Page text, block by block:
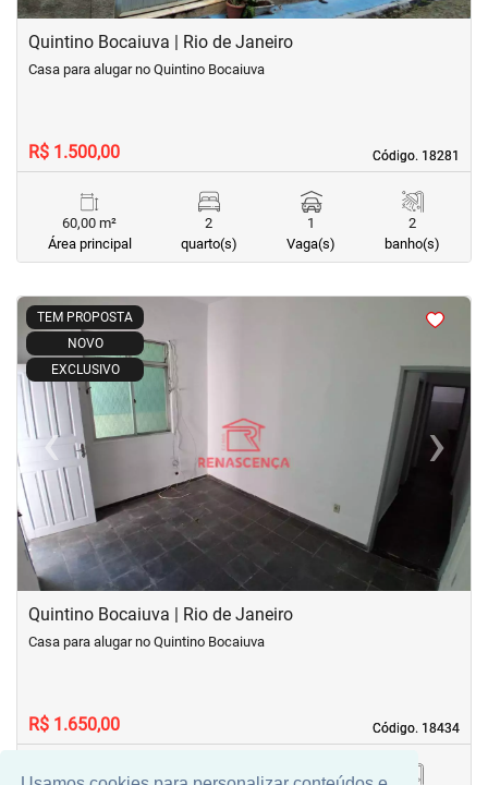
Quintino Bocaiuva | Rio de Janeiro
Código. 18281
Código. 18281
Casa para alugar no Quintino Bocaiuva
R$ 1.500,00
60,00 m²
Área principal
2
quarto(s)
1
Vaga(s)
2
banho(s)
TEM PROPOSTA
NOVO
EXCLUSIVO
< <<<
‹Previous ›
Next
Quintino Bocaiuva | Rio de Janeiro
Código. 18434
Código. 18434
Casa para alugar no Quintino Bocaiuva
R$ 1.650,00